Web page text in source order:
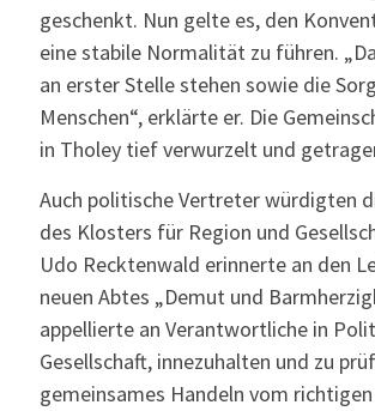
geschenkt. Nun gelte es, den
eine stabile Normalität zu führen.
an erster Stelle stehen sowie die
Menschen“, erklärte er. Die
in Tholey tief verwurzelt und
Auch politische Vertreter würdigten
des Klosters für Region und
Udo Recktenwald erinnerte an den
neuen Abtes „Demut und
appellierte an Verantwortliche in
Gesellschaft, innezuhalten und zu
gemeinsames Handeln vom